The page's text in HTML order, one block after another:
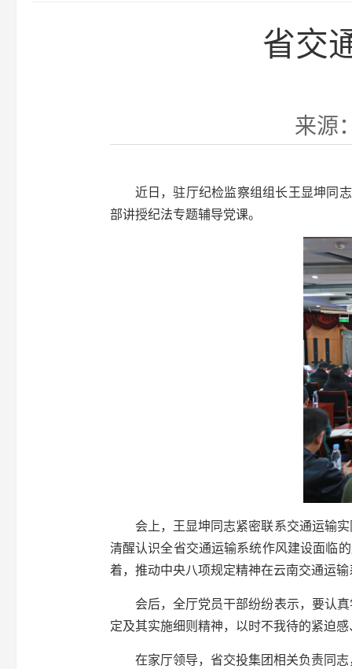
省交
来源
近日，驻厅纪检监察组组长王显坤同
部讲授纪法专题辅导党课。
会上，王显坤同志紧密联系交通运输
清醒认识全省交通运输系统作风建设面临
着，推动中央八项规定精神在云南交通运
会后，全厅党员干部纷纷表示，要认
定及其实施细则精神，以时不我待的紧迫
在家厅领导，省交投集团相关负责同